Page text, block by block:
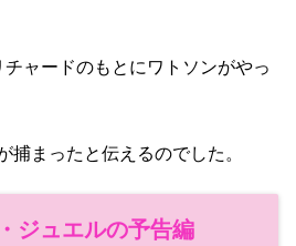
ャードのもとにワトソンがやっ
捕まったと伝えるのでした。
ジュエルの予告編